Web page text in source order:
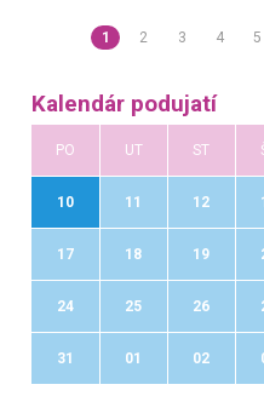
1 2 3 4 5
Kalendár podujatí
PO UT ST
10 11 12
17 18 19
24 25 26
31 01 02